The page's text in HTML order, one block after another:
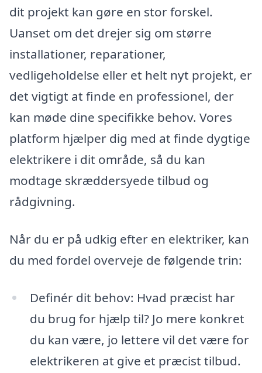
dit projekt kan gøre en stor forskel.
Uanset om det drejer sig om større
installationer, reparationer,
vedligeholdelse eller et helt nyt projekt, er
det vigtigt at finde en professionel, der
kan møde dine specifikke behov. Vores
platform hjælper dig med at finde dygtige
elektrikere i dit område, så du kan
modtage skræddersyede tilbud og
rådgivning.
Når du er på udkig efter en elektriker, kan
du med fordel overveje de følgende trin:
Definér dit behov: Hvad præcist har
du brug for hjælp til? Jo mere konkret
du kan være, jo lettere vil det være for
elektrikeren at give et præcist tilbud.